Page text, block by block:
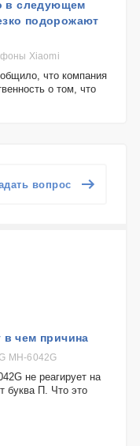
в следующем
подорожают
Xiaomi
что компания
о том, что
вопрос
в чем причина
MH-6042G
не реагирует на
буква П. Что это